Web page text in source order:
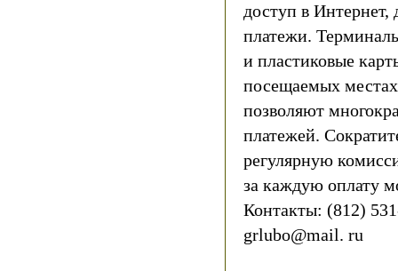
доступ в Интернет,
платежи.
и пластиковые
посещаемых
позволяют
платежей.
регулярную
за каждую оплату
Контакты: (812)
grlubo@mail. ru